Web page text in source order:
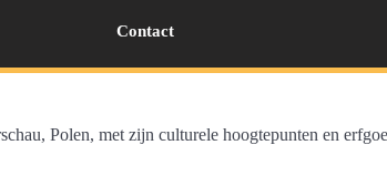
Contact
Polen, met zijn culturele hoogtepunten en